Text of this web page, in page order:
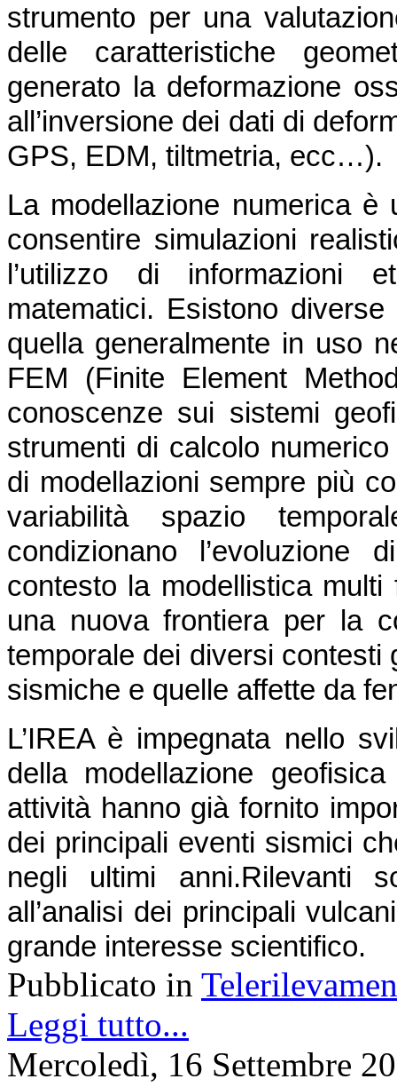
strumento per una
delle caratteristiche
generato la deformazione
all’inversione dei dati di
GPS, EDM, tiltmetria, ecc…).
La modellazione numerica
consentire simulazioni
l’utilizzo di informazioni
matematici. Esistono
quella generalmente in uso
FEM (Finite Element
conoscenze sui sistemi
strumenti di calcolo
di modellazioni sempre più
variabilità spazio
condizionano
contesto la modellistica
una nuova frontiera per la
temporale dei diversi contesti
sismiche e quelle affette da
L’IREA è impegnata nello
della modellazione
attività hanno già fornito
dei principali eventi sismici
negli ultimi anni.Rilevanti
all’analisi dei principali
grande interesse scientifico.
Pubblicato in
Leggi tutto...
Mercoledì, 16 Settembre